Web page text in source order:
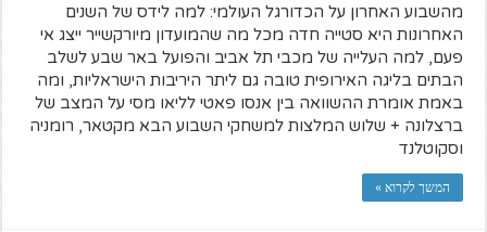
מהשבוע האחרון על הכדורגל העולמי: למה לידס של השנים
האחרונות היא סטייה חדה מכל מה שהמועדון מיורקשייר ייצג אי
פעם, למה העלייה של מכבי תל אביב והפועל באר שבע לשלב
הבתים בליגה האירופית טובה גם ליתר היריבות הישראליות, ומה
באמת אומרת ההשוואה בין אנסו פאטי לליאו מסי על המצב של
ברצלונה + שלוש המלצות למשחקי השבוע הבא מקטאר, רומניה
וסקוטלנד
המשך לקרוא »